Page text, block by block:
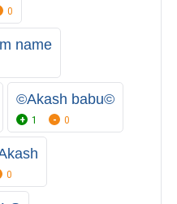
0
name
©️Akash babu©️
1 0
0